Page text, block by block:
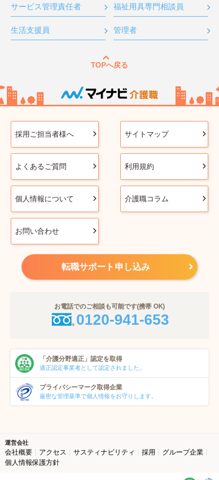
サービス管理責任者 福祉用具専門相談員
生活支援員 管理者
TOPへ戻る
採用ご担当者様へ サイトマップ
よくあるご質問 利用規約
個人情報について 介護職コラム
お問い合わせ
転職サポート申し込み
お電話でのご相談も可能です(携帯 OK)
0120-941-653
「介護分野適正」 認定を取得
適正認定事業者として認定されました。
プライバシーマーク取得企業
厳密な管理基準で個人情報をお守りします。
運営会社
会社概要 アクセス サスティナビリティ 採用
グループ企業
個人情報保護方針